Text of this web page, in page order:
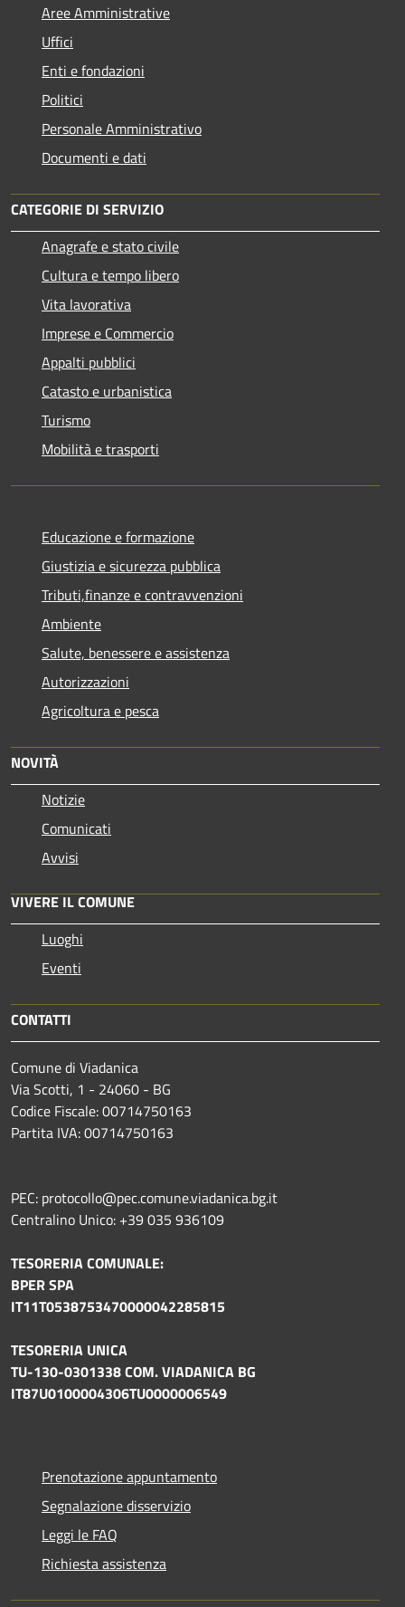
Aree Amministrative
Uffici
Enti e fondazioni
Politici
Personale Amministrativo
Documenti e dati
CATEGORIE DI SERVIZIO
Anagrafe e stato civile
Cultura e tempo libero
Vita lavorativa
Imprese e Commercio
Appalti pubblici
Catasto e urbanistica
Turismo
Mobilità e trasporti
Educazione e formazione
Giustizia e sicurezza pubblica
Tributi,finanze e contravvenzioni
Ambiente
Salute, benessere e assistenza
Autorizzazioni
Agricoltura e pesca
NOVITÀ
Notizie
Comunicati
Avvisi
VIVERE IL COMUNE
Luoghi
Eventi
CONTATTI
Comune di Viadanica
Via Scotti, 1 - 24060 - BG
Codice Fiscale: 00714750163
Partita IVA: 00714750163
PEC: protocollo@pec.comune.viadanica.bg.it
Centralino Unico: +39 035 936109
TESORERIA COMUNALE:
BPER SPA
IT11T0538753470000042285815
TESORERIA UNICA
TU-130-0301338 COM. VIADANICA BG
IT87U0100004306TU0000006549
Prenotazione appuntamento
Segnalazione disservizio
Leggi le FAQ
Richiesta assistenza